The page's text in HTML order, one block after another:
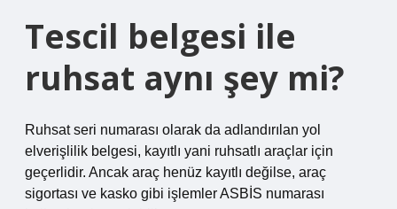
Tescil belgesi ile
ruhsat aynı şey mi?
Ruhsat seri numarası olarak da adlandırılan yol
elverişlilik belgesi, kayıtlı yani ruhsatlı araçlar için
geçerlidir. Ancak araç henüz kayıtlı değilse, araç
sigortası ve kasko gibi işlemler ASBİS numarası